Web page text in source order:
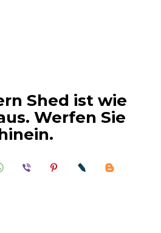
Shed ist wie
Werfen Sie